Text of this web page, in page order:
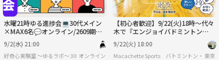
水曜21時ゆる進捗会💻30代メイン
×MAX6名💬オンライン/2609期生
募集/好奇心実験室ゆるラボ🧪
9/2(水) 21:00
好奇心実験室 ～ゆるラボ～ 30代メイン
オンライン
【初心者歓迎】9/22(火)18時〜代々
木で『エンジョイバドミントン
🏸』試合中心のゆる交流イベン
ト！お一人様大歓迎♪
9/22(火) 18:00
Macachette Sports バトミントン・フッ
東京